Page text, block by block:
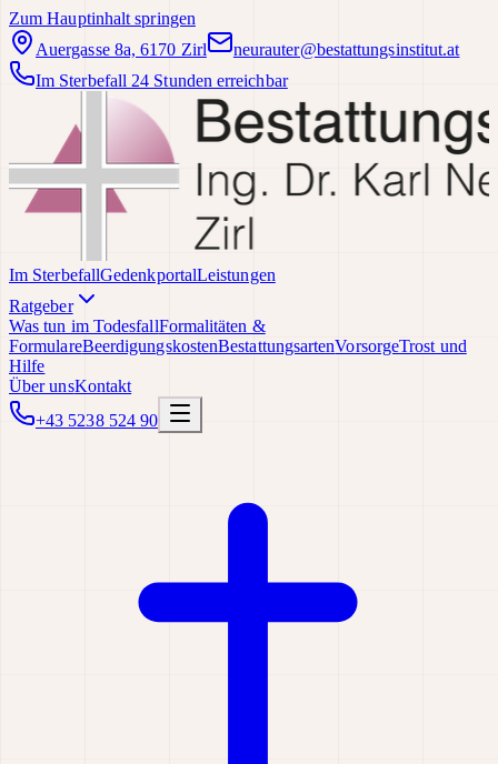
Zum Hauptinhalt springen
Auergasse 8a, 6170 Zirl
neurauter@bestattungsinstitut.at
Im Sterbefall 24 Stunden erreichbar
Im SterbefallGedenkportalLeistungen
Ratgeber
Was tun im TodesfallFormalitäten &
FormulareBeerdigungskostenBestattungsartenVorsorgeTrost und
Hilfe
Über unsKontakt
+43 5238 524 90